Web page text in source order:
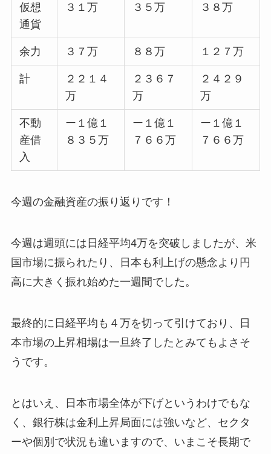
仮想
通貨
３１万 ３５万 ３８万
余力 ３７万 ８８万 １２７万
計
２２１４
万
２３６７
万
２４２９
万
不動
産借
入
ー１億１
８３５万
ー１億１
７６６万
ー１億１
７６６万
今週の金融資産の振り返りです！
今週は週頭には日経平均4万を突破しましたが、米
国市場に振られたり、日本も利上げの懸念より円
高に大きく振れ始めた一週間でした。
最終的に日経平均も４万を切って引けており、日
本市場の上昇相場は一旦終了したとみてもよさそ
うです。
とはいえ、日本市場全体が下げというわけでもな
く、銀行株は金利上昇局面には強いなど、セクタ
ーや個別で状況も違いますので、いまこそ長期で